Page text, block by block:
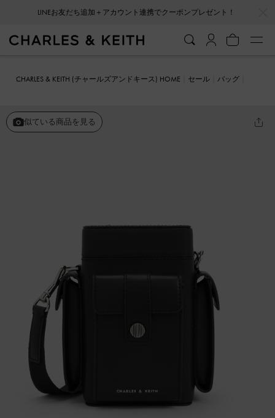
LINEお友だち追加＋アカウント連携でクーポンプレゼント！
CHARLES & KEITH (チャールズアンドキース) HOME セール
バッグ
似ている商品を見る